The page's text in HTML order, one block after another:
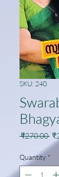
SKU: 240
₹270.00
Quantity *